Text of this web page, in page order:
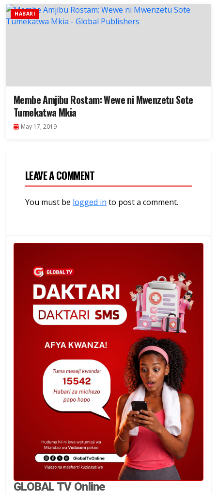
HABARI
Membe Amjibu Rostam: Wewe ni Mwenzetu Sote
Tumekatwa Mkia
May 17, 2019
LEAVE A COMMENT
You must be logged in to post a comment.
GLOBAL TV Online